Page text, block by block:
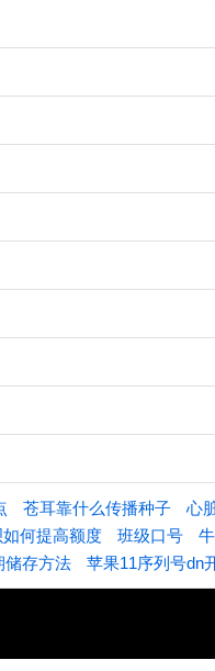
苍耳靠什么传播种子 心
何提高额度 班级口号
储存方法 苹果11序列号dn